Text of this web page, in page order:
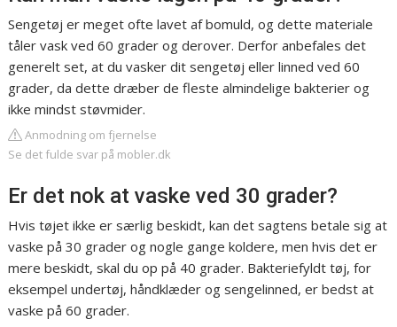
Sengetøj er meget ofte lavet af bomuld, og dette materiale
tåler vask ved 60 grader og derover. Derfor anbefales det
generelt set, at du vasker dit sengetøj eller linned ved 60
grader, da dette dræber de fleste almindelige bakterier og
ikke mindst støvmider.
Anmodning om fjernelse
Se det fulde svar på mobler.dk
Er det nok at vaske ved 30 grader?
Hvis tøjet ikke er særlig beskidt, kan det sagtens betale sig at
vaske på 30 grader og nogle gange koldere, men hvis det er
mere beskidt, skal du op på 40 grader. Bakteriefyldt tøj, for
eksempel undertøj, håndklæder og sengelinned, er bedst at
vaske på 60 grader.